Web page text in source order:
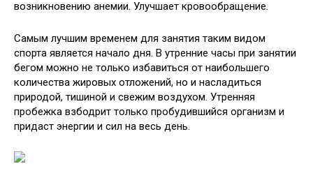
возникновению анемии. Улучшает кровообращение.
Самым лучшим временем для занятия таким видом
спорта является начало дня. В утренние часы при занятии
бегом можно не только избавиться от наибольшего
количества жировых отложений, но и насладиться
природой, тишиной и свежим воздухом. Утренняя
пробежка взбодрит только пробудившийся организм и
придаст энергии и сил на весь день.